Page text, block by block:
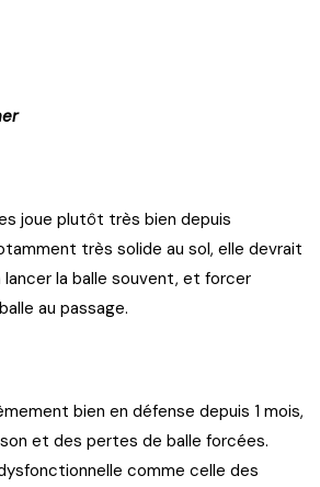
joue plutôt très bien depuis
très solide au sol, elle devrait
lancer la balle souvent, et forcer
au passage.
bien en défense depuis 1 mois,
et des pertes de balle forcées.
comme celle des